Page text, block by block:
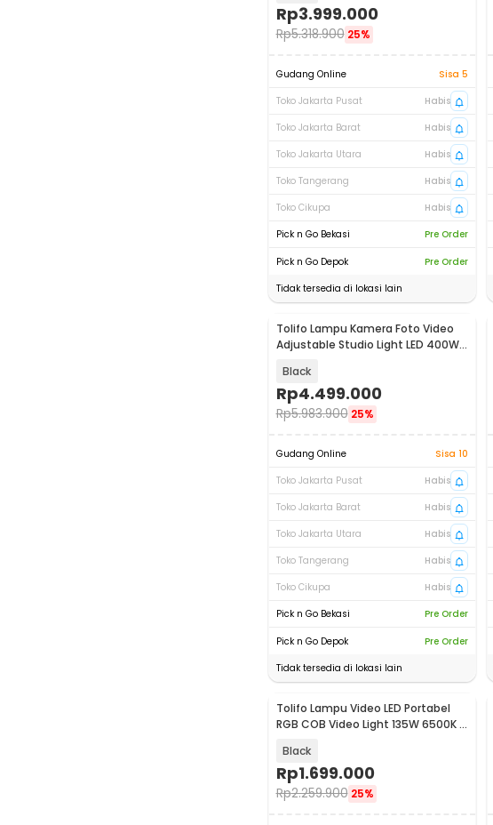
Rp3.999.000
Rp5.318.900 25%
Gudang Online
Sisa 5
Toko Jakarta Pusat
Habis
Toko Jakarta Barat
Habis
Toko Jakarta Utara
Habis
Toko Tangerang
Habis
Toko Cikupa
Habis
Pick n Go Bekasi
Pre Order
Pick n Go Depok
Pre Order
Tidak tersedia di lokasi lain
Tolifo Lampu Kamera Foto Video
Adjustable Studio Light LED 400W -
Black
Rp4.499.000
Rp5.983.900 25%
Gudang Online
Sisa 10
Toko Jakarta Pusat
Habis
Toko Jakarta Barat
Habis
Toko Jakarta Utara
Habis
Toko Tangerang
Habis
Toko Cikupa
Habis
Pick n Go Bekasi
Pre Order
Pick n Go Depok
Pre Order
Tidak tersedia di lokasi lain
Tolifo Lampu Video LED Portabel
RGB COB Video Light 135W 6500K -
Black
Rp1.699.000
Rp2.259.900 25%